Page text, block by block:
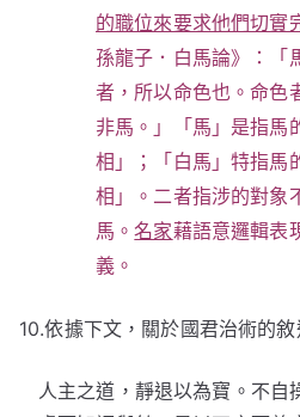
的職位來要求他們切實
孫龍子．白馬論》：「
者，所以命色也。命色
非馬。」「馬」是指馬
相」；「白馬」特指馬
相」。二者指涉的對象
馬。名家藉語意邏輯表
義。
10.依據下文，關於國君治術的敘
人主之道，靜退以為寶。不自